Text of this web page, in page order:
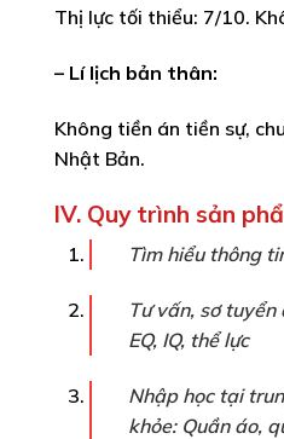
Thị lực tối thiểu: 7/10.
– Lí lịch bản thân:
Không tiền án tiền sự,
Nhật Bản.
IV. Quy trình sản
Tìm hiểu thông
Tư vấn, sơ
EQ, IQ, thể lực
Nhập học tại
khỏe: Quần áo,